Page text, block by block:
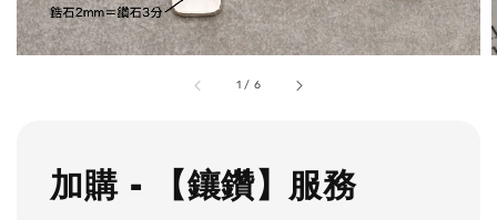
1 / 6
加購 - 【鑲鑽】服務